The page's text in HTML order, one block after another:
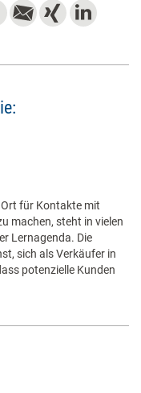
für Kontakte mit
machen, steht in vielen
Lernagenda. Die
sich als Verkäufer in
potenzielle Kunden